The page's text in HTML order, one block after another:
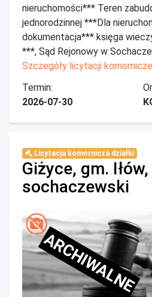
nieruchomości*** Teren
jednorodzinnej ***Dla
dokumentacja*** księga
***, Sąd Rejonowy w
Szczegóły licytacji
Termin:
2026-07-30
Licytacja komornicza działki
Giżyce, gm. Iłów,
sochaczewski
ARCHIWALNE